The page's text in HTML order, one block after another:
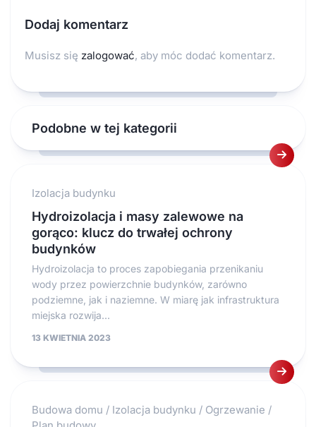
Dodaj komentarz
Musisz się zalogować, aby móc dodać komentarz.
Podobne w tej kategorii
Izolacja budynku
Hydroizolacja i masy zalewowe na
gorąco: klucz do trwałej ochrony
budynków
Hydroizolacja to proces zapobiegania przenikaniu
wody przez powierzchnie budynków, zarówno
podziemne, jak i naziemne. W miarę jak infrastruktura
miejska rozwija...
13 KWIETNIA 2023
Budowa domu / Izolacja budynku / Ogrzewanie /